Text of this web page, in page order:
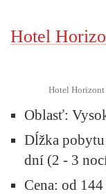
Hotel
Hotel Horizont
Oblasť:
Dĺžka
dní (2 - 3
Cena: od